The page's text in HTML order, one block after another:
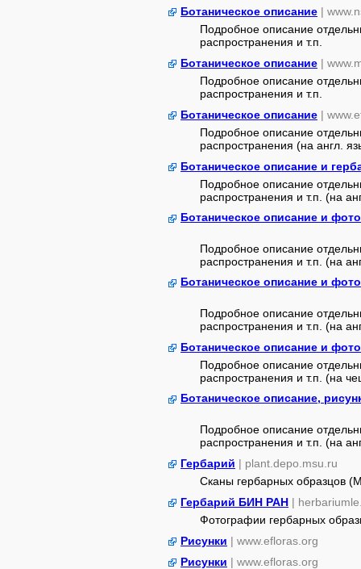
Ботаническое описание |
Подробное описание
распространения и т.п.
Ботаническое описание |
Подробное описание
распространения и т.п.
Ботаническое описание |
Подробное описание
распространения (на англ.
Ботаническое описание и
Подробное описание
распространения и т.п. (на
Ботаническое описание и
Подробное описание
распространения и т.п. (на
Ботаническое описание и
Подробное описание
распространения и т.п. (на
Ботаническое описание и
Подробное описание
распространения и т.п. (на
Ботаническое описание,
Подробное описание
распространения и т.п. (на
Гербарий | plant.depo.msu.ru
Сканы гербарных образцов
Гербарий БИН РАН |
Фотографии гербарных
Рисунки | www.efloras.org
Рисунки | www.efloras.org